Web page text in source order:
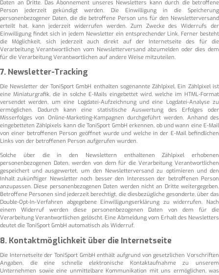
Daten an Dritte. Das Abonnement unseres Newsletters kann durch die betroffene
Person jederzeit gekündigt werden. Die Einwilligung in die Speicherung
personenbezogener Daten, die die betroffene Person uns für den Newsletterversand
erteilt hat, kann jederzeit widerrufen werden. Zum Zwecke des Widerrufs der
Einwilligung findet sich in jedem Newsletter ein entsprechender Link. Ferner besteht
die Möglichkeit, sich jederzeit auch direkt auf der Internetseite des für die
Verarbeitung Verantwortlichen vom Newsletterversand abzumelden oder dies dem
für die Verarbeitung Verantwortlichen auf andere Weise mitzuteilen.
7. Newsletter-Tracking
Die Newsletter der ToniSport GmbH enthalten sogenannte Zählpixel. Ein Zählpixel ist
eine Miniaturgrafik, die in solche E-Mails eingebettet wird, welche im HTML-Format
versendet werden, um eine Logdatei-Aufzeichnung und eine Logdatei-Analyse zu
ermöglichen. Dadurch kann eine statistische Auswertung des Erfolges oder
Misserfolges von Online-Marketing-Kampagnen durchgeführt werden. Anhand des
eingebetteten Zählpixels kann die ToniSport GmbH erkennen, ob und wann eine E-Mail
von einer betroffenen Person geöffnet wurde und welche in der E-Mail befindlichen
Links von der betroffenen Person aufgerufen wurden.
Solche über die in den Newslettern enthaltenen Zählpixel erhobenen
personenbezogenen Daten, werden von dem für die Verarbeitung Verantwortlichen
gespeichert und ausgewertet, um den Newsletterversand zu optimieren und den
Inhalt zukünftiger Newsletter noch besser den Interessen der betroffenen Person
anzupassen. Diese personenbezogenen Daten werden nicht an Dritte weitergegeben.
Betroffene Personen sind jederzeit berechtigt, die diesbezügliche gesonderte, über das
Double-Opt-In-Verfahren abgegebene Einwilligungserklärung zu widerrufen. Nach
einem Widerruf werden diese personenbezogenen Daten von dem für die
Verarbeitung Verantwortlichen gelöscht. Eine Abmeldung vom Erhalt des Newsletters
deutet die ToniSport GmbH automatisch als Widerruf.
8. Kontaktmöglichkeit über die Internetseite
Die Internetseite der ToniSport GmbH enthält aufgrund von gesetzlichen Vorschriften
Angaben, die eine schnelle elektronische Kontaktaufnahme zu unserem
Unternehmen sowie eine unmittelbare Kommunikation mit uns ermöglichen, was